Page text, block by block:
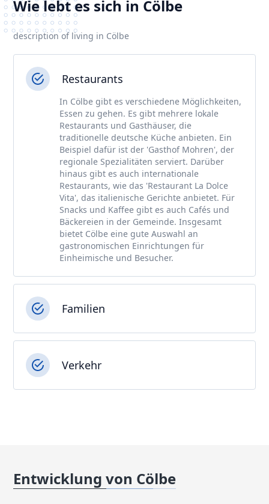
Wie lebt es sich in Cölbe
description of living in Cölbe
Restaurants
In Cölbe gibt es verschiedene Möglichkeiten,
Essen zu gehen. Es gibt mehrere lokale
Restaurants und Gasthäuser, die
traditionelle deutsche Küche anbieten. Ein
Beispiel dafür ist der 'Gasthof Mohren', der
regionale Spezialitäten serviert. Darüber
hinaus gibt es auch internationale
Restaurants, wie das 'Restaurant La Dolce
Vita', das italienische Gerichte anbietet. Für
Snacks und Kaffee gibt es auch Cafés und
Bäckereien in der Gemeinde. Insgesamt
bietet Cölbe eine gute Auswahl an
gastronomischen Einrichtungen für
Einheimische und Besucher.
Familien
Verkehr
Entwicklung von Cölbe